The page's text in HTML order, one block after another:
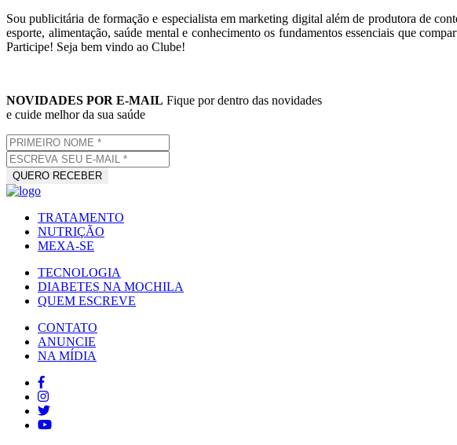
Sou publicitária de formação e especialista em marketing digital além de produtora de
esporte, alimentação, saúde mental e conhecimento os fundamentos essenciais que
Participe! Seja bem vindo ao Clube!
NOVIDADES POR E-MAIL Fique por dentro das novidades
e cuide melhor da sua saúde
TRATAMENTO
NUTRIÇÃO
MEXA-SE
TECNOLOGIA
DIABETES NA MOCHILA
QUEM ESCREVE
CONTATO
ANUNCIE
NA MÍDIA